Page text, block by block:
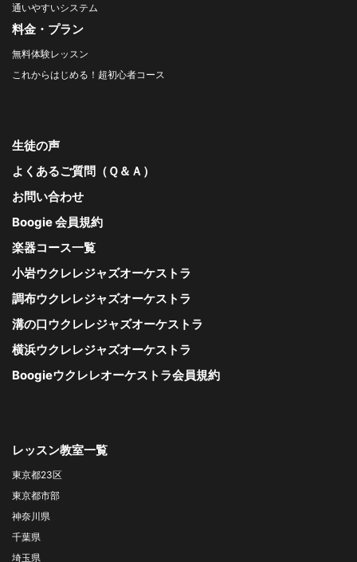
通いやすいシステム
料金・プラン
無料体験レッスン
これからはじめる！超初心者コース
生徒の声
よくあるご質問（Ｑ＆Ａ）
お問い合わせ
Boogie 会員規約
楽器コース一覧
小岩ウクレレジャズオーケストラ
調布ウクレレジャズオーケストラ
溝の口ウクレレジャズオーケストラ
横浜ウクレレジャズオーケストラ
Boogieウクレレオーケストラ会員規約
レッスン教室一覧
東京都23区
東京都市部
神奈川県
千葉県
埼玉県